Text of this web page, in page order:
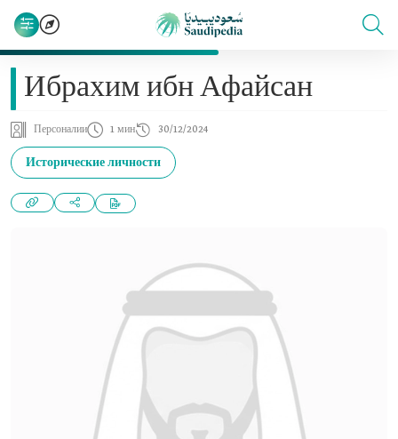
Ибрахим ибн Афайсан
Персоналии 1 мин 30/12/2024
Исторические личности